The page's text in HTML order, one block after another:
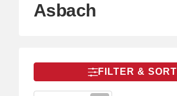
Asbach
FILTER & SORT